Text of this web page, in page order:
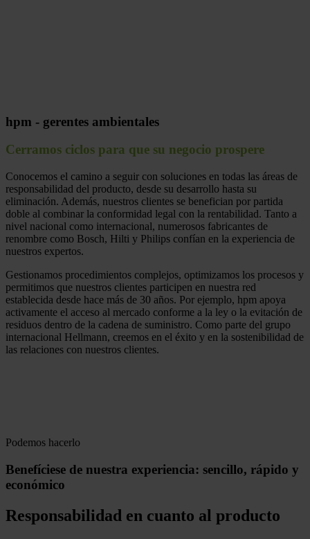
hpm - gerentes ambientales
Cerramos ciclos para que su negocio prospere
Conocemos el camino a seguir con soluciones en todas las áreas de
responsabilidad del producto, desde su desarrollo hasta su
eliminación. Además, nuestros clientes se benefician por partida
doble al combinar la conformidad legal con la rentabilidad. Tanto a
nivel nacional como internacional, numerosos fabricantes de
renombre como Bosch, Hilti y Philips confían en la experiencia de
nuestros expertos.
Gestionamos procedimientos complejos, optimizamos los procesos y
permitimos que nuestros clientes participen en nuestra red
establecida desde hace más de 30 años. Por ejemplo, hpm apoya
activamente el acceso al mercado conforme a la ley o la evitación de
residuos dentro de la cadena de suministro. Como parte del grupo
internacional Hellmann, creemos en el éxito y en la sostenibilidad de
las relaciones con nuestros clientes.
Podemos hacerlo
Benefíciese de nuestra experiencia: sencillo, rápido y
económico
Responsabilidad en cuanto al producto